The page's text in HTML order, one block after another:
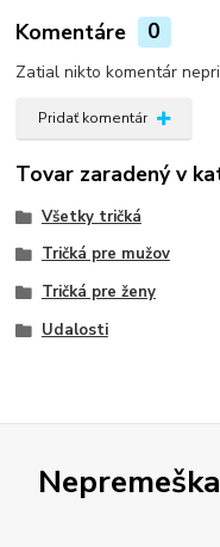
Komentáre 0
Zatial nikto komentár
Pridať komentár
Tovar zaradený v
Všetky tričká
Tričká pre mužov
Tričká pre ženy
Udalosti